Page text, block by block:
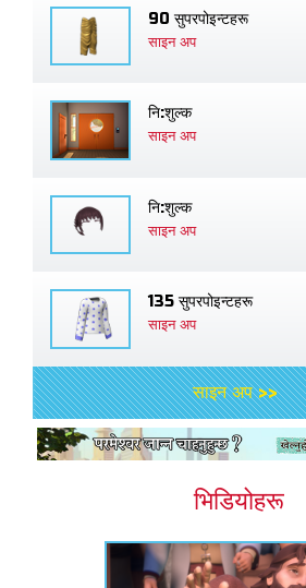
90 सुपरपोइन्टहरू
साइन अप
नि:शुल्क
साइन अप
नि:शुल्क
साइन अप
135 सुपरपोइन्टहरू
साइन अप
साइन अप >>
भिडियोहरू